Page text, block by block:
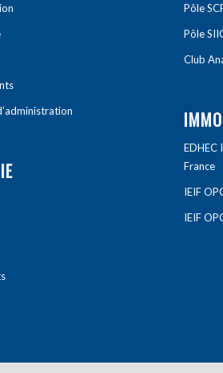
Pôle
Pôle
Club
EDHEC
France
IEIF
IEIF